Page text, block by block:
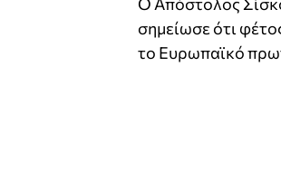
σημείωσε ότι
το Ευρωπαϊκό